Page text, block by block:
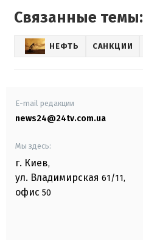
Связанные темы:
НЕФТЬ САНКЦИИ
E-mail редакции
news24@24tv.com.ua
Мы здесь:
г. Киев,
ул. Владимирская 61/11,
офис 50